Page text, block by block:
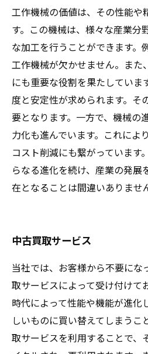
工作機械の価値は、その性能や
す。この機械は、様々な産業分
な加工を行うことができます。
工作機械が欠かせません。また
にも重要な役割を果たしていま
度と安定性が求められます。そ
要となります。一方で、機械の
力化も進んでいます。これによ
コスト削減にも繋がっています
らなる進化を続け、産業の発展
在となることは間違いありませ
中古買取サービス
当社では、お客様から不要にな
取サービスによって受け付けて
時代によって性能や機能が進化
しいものに買い替えてしまうこ
取サービスを利用することで、